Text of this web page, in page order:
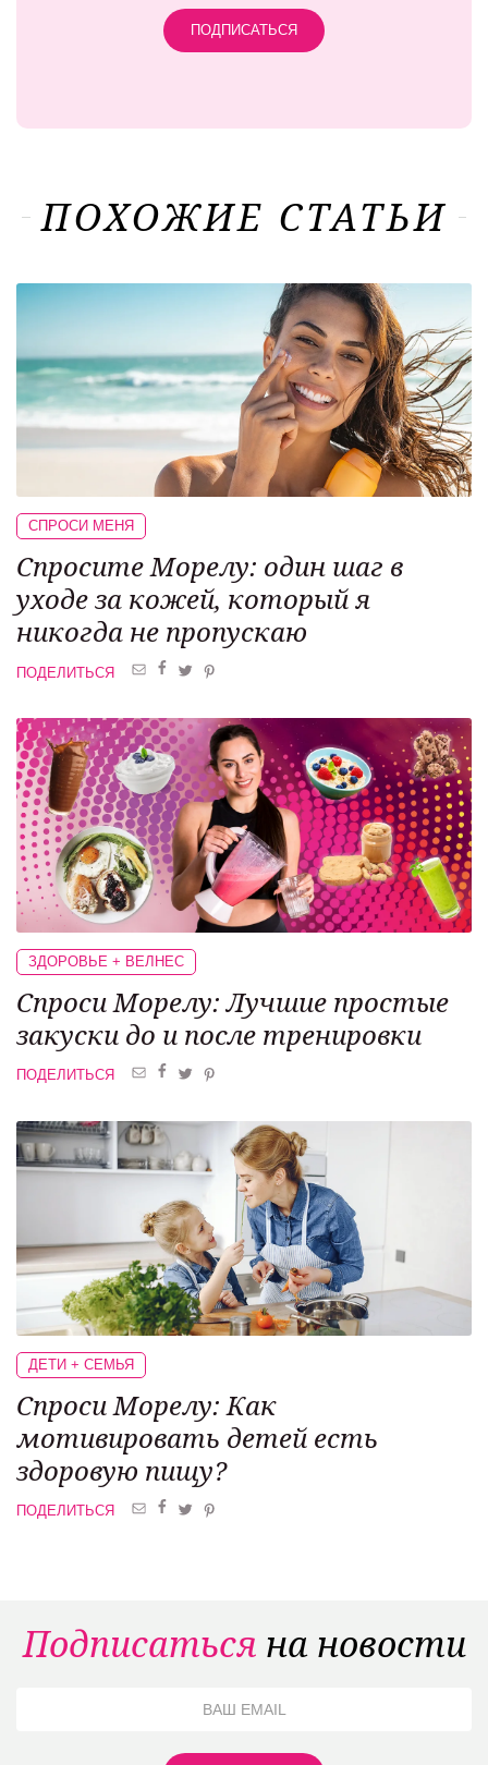
ПОХОЖИЕ СТАТЬИ
СПРОСИ МЕНЯ
Спросите Морелу: один шаг в
уходе за кожей, который я
никогда не пропускаю
ПОДЕЛИТЬСЯ
ЗДОРОВЬЕ + ВЕЛНЕС
Спроси Морелу:Лучшие простые
закуски до и после тренировки
ПОДЕЛИТЬСЯ
ДЕТИ + СЕМЬЯ
Спроси Морелу:Как
мотивировать детей есть
здоровую пищу?
ПОДЕЛИТЬСЯ
Подписаться на новости